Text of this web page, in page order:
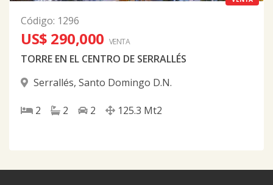
Código: 1296
US$ 290,000 VENTA
TORRE EN EL CENTRO DE SERRALLÉS
Serrallés, Santo Domingo D.N.
2 2 2 125.3 Mt2